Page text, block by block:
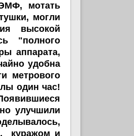
мотать
могли
высокой
"полного
аппарата,
удобна
метрового
один час!
улучшили
куражом и